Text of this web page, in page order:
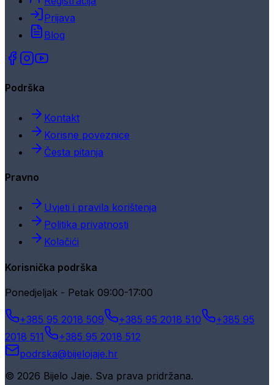
Prijava
Blog
Podrška
Kontakt
Korisne poveznice
Česta pitanja
Pravno
Uvjeti i pravila korištenja
Politika privatnosti
Kolačići
Korisnička podrška
Ponedjeljak - Petak 09:00-17:00
+385 95 2018 509 +385 95 2018 510
+385 95
2018 511
+385 95 2018 512
podrska@bijelojaje.hr
© 2026 Bijelo Jaje. Sva prava pridržana.